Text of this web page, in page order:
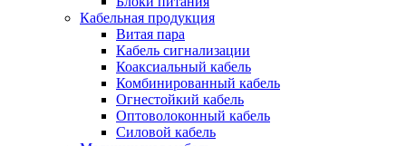
Кабельная продукция
Витая пара
Кабель сигнализации
Коаксиальный кабель
Комбинированный кабель
Огнестойкий кабель
Оптоволоконный кабель
Силовой кабель